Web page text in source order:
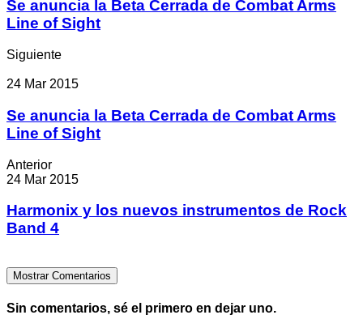
Se anuncia la Beta Cerrada de Combat Arms
Line of Sight
Siguiente
24 Mar 2015
Se anuncia la Beta Cerrada de Combat Arms
Line of Sight
Anterior
24 Mar 2015
Harmonix y los nuevos instrumentos de Rock
Band 4
Mostrar Comentarios
Sin comentarios, sé el primero en dejar uno.